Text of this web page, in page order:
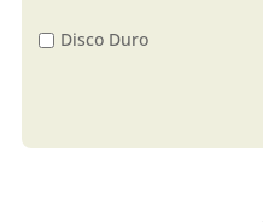
Disco Duro